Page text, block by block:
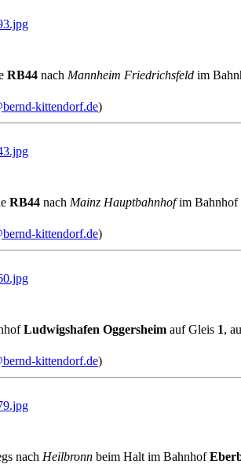
RB44 nach Mannheim Friedrichsfeld im
kittendorf.de)
RB44 nach Mainz Hauptbahnhofim Bahnhof
kittendorf.de)
Ludwigshafen Oggersheim auf Gleis 1,
kittendorf.de)
nach Heilbronn beim Halt im Bahnhof